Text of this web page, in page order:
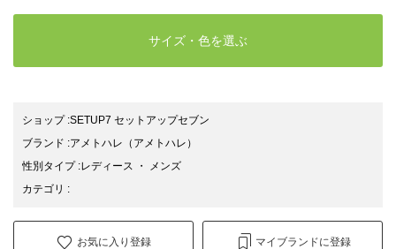
サイズ・色を選ぶ
ショップ:SETUP7 セットアップセブン
ブランド :アメトハレ （アメトハレ）
性別タイプ:レディース ・
メンズ
カテゴリ :
お気に入り登録 マイブランドに登録